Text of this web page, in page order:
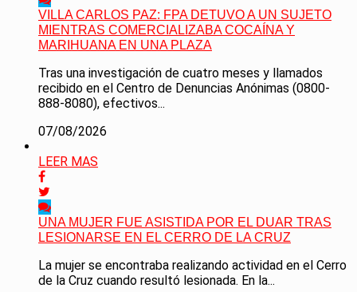
VILLA CARLOS PAZ: FPA DETUVO A UN SUJETO
MIENTRAS COMERCIALIZABA COCAÍNA Y
MARIHUANA EN UNA PLAZA
Tras una investigación de cuatro meses y llamados
recibido en el Centro de Denuncias Anónimas (0800-
888-8080), efectivos...
07/08/2026
LEER MAS
UNA MUJER FUE ASISTIDA POR EL DUAR TRAS
LESIONARSE EN EL CERRO DE LA CRUZ
La mujer se encontraba realizando actividad en el Cerro
de la Cruz cuando resultó lesionada. En la...